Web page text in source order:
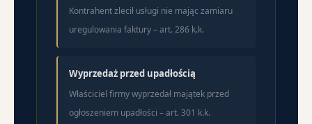
Kontrahent zlecił usługi nie mając zamiaru
uregulowania faktury – art. 286 k.k.
Wyprzedaż przed upadłością
Właściciel firmy wyprzedał majątek przed
ogłoszeniem upadłości – art. 301 k.k.